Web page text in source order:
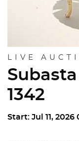
LIVE
1342
Start: Jul 11, 2026